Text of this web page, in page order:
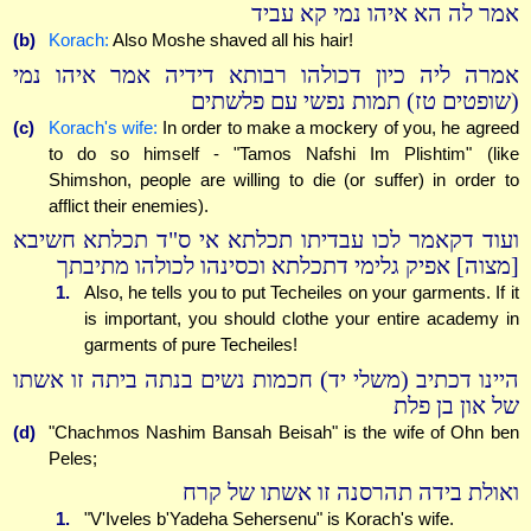
אמר לה הא איהו נמי קא עביד
(b) Korach: Also Moshe shaved all his hair!
אמרה ליה כיון דכולהו רבותא דידיה אמר איהו נמי
(שופטים טז) תמות נפשי עם פלשתים
(c) Korach's wife: In order to make a mockery of you, he agreed
to do so himself - "Tamos Nafshi Im Plishtim" (like
Shimshon, people are willing to die (or suffer) in order to
afflict their enemies).
ועוד דקאמר לכו עבדיתו תכלתא אי ס"ד תכלתא חשיבא
[מצוה] אפיק גלימי דתכלתא וכסינהו לכולהו מתיבתך
1.
Also, he tells you to put Techeiles on your garments. If it
is important, you should clothe your entire academy in
garments of pure Techeiles!
היינו דכתיב (משלי יד) חכמות נשים בנתה ביתה זו אשתו
של און בן פלת
(d)
"Chachmos Nashim Bansah Beisah" is the wife of Ohn ben
Peles;
ואולת בידה תהרסנה זו אשתו של קרח
1. "V'Iveles b'Yadeha Sehersenu" is Korach's wife.